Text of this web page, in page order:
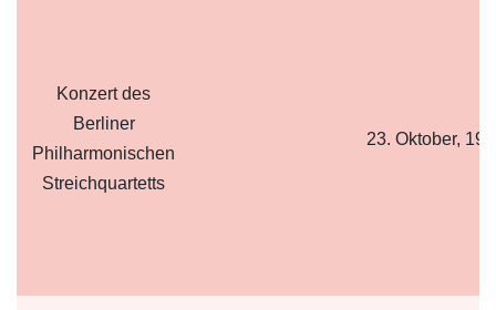
Konzert des
Berliner
Philharmonischen
Streichquartetts
23. Oktober,